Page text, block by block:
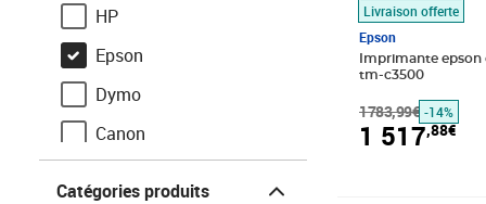
HP
Epson
Dymo
Canon
Catégories produits
Livraison offerte
Epson
Imprimante
tm-c3500
1783,99€ -14%
1 517,88€